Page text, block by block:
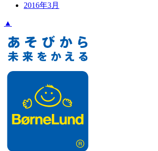
2016年3月
▲